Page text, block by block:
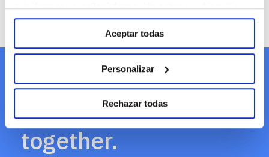
quisiéramos recopilar información sobre su ubicación
geográfica e identificar su dispositivo. Obtenga más
información sobre cómo se procesan sus datos
personales y establezca sus preferencias en la sección
de Personalizar. Puede cambiar o retirar su
Configuración de cookies. Para más información revise
Política de cookies
Aceptar todas
Personalizar
Rechazar todas
We’d love to build
something big
together.